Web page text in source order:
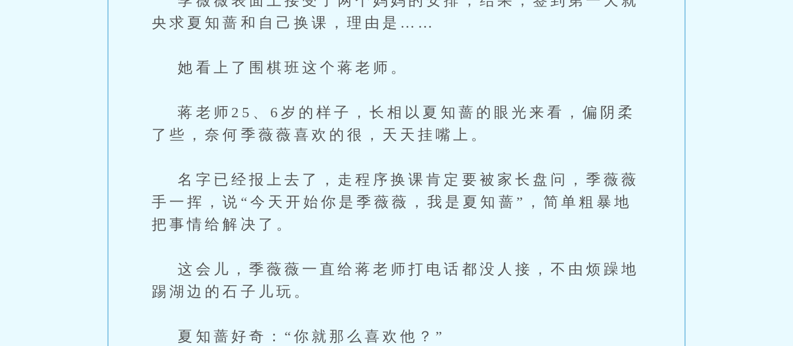
央求夏知蔷和自己换课，理由是……
她看上了围棋班这个蒋老师。
蒋老师25、6岁的样子，长相以夏知蔷的眼光来看，偏阴柔
了些，奈何季薇薇喜欢的很，天天挂嘴上。
名字已经报上去了，走程序换课肯定要被家长盘问，季薇薇
手一挥，说“今天开始你是季薇薇，我是夏知蔷”，简单粗暴地
把事情给解决了。
这会儿，季薇薇一直给蒋老师打电话都没人接，不由烦躁地
踢湖边的石子儿玩。
夏知蔷好奇：“你就那么喜欢他？”